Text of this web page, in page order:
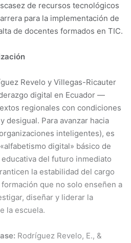
de recursos tecnológicos
para la implementación de
de docentes formados en TIC.
Revelo y Villegas-Ricauter
digital en Ecuador —
regionales con condiciones
Para avanzar hacia
inteligentes), es
digital» básico de
del futuro inmediato
la estabilidad del cargo
que no solo enseñen a
diseñar y liderar la
la escuela.
Rodríguez Revelo, E., &